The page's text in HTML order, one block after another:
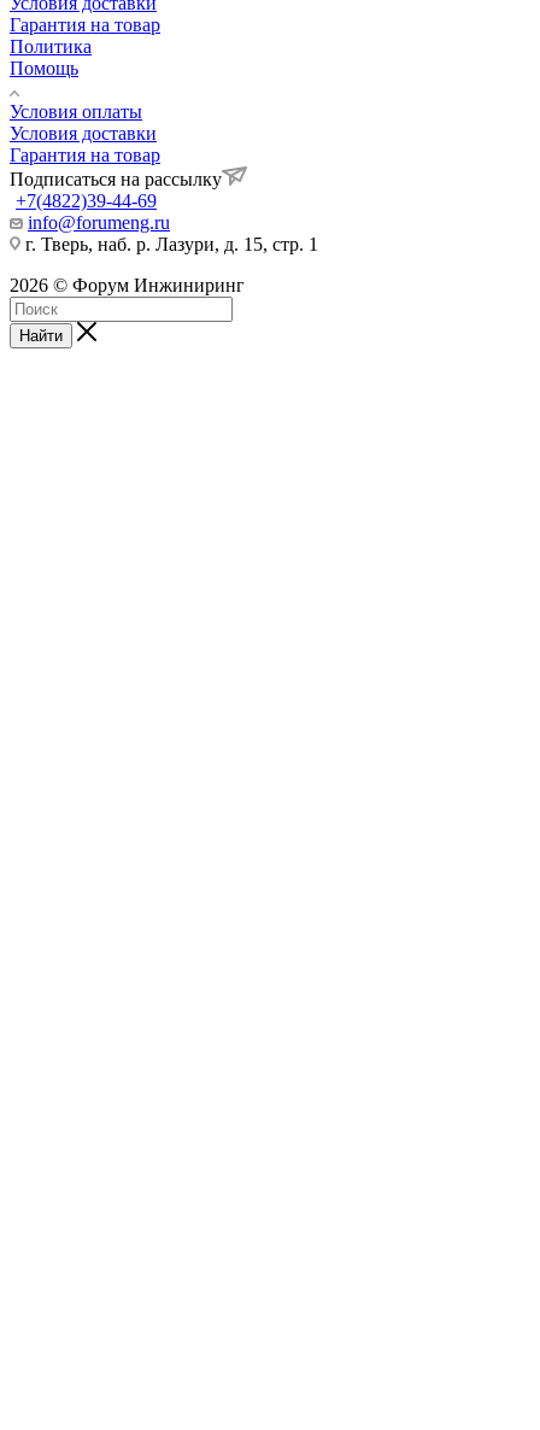
Гарантия на товар
Политика
Помощь
Условия оплаты
Условия доставки
Гарантия на товар
Подписаться на рассылку
+7(4822)39-44-69
info@forumeng.ru
г. Тверь, наб. р. Лазури, д. 15, стр. 1
2026 © Форум Инжиниринг
Найти